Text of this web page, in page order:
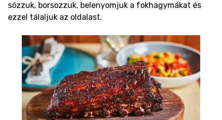
sózzuk, borsozzuk, belenyomjuk a fokhagymákat és
ezzel tálaljuk az oldalast.